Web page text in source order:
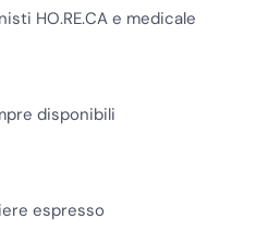
HO.RE.CA e medicale
disponibili
espresso